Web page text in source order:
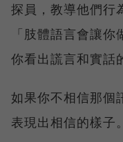
探員，教導他們行
「肢體語言會讓
你看出謊言和實話
如果你不相信那個
表現出相信的樣子。